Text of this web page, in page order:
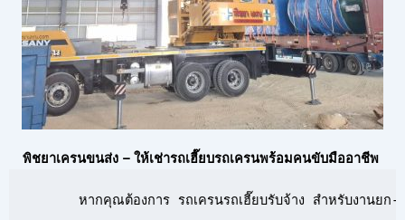
พิชยาเครนขนส่ง – ให้เช่ารถเฮี๊ยบรถเครนพร้อมคนขับมืออาชีพ
หากคุณต้องการ รถเครนรถเฮี๊ยบรับจ้าง สำหรับงานยก